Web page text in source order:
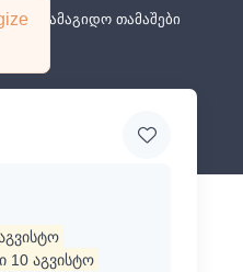
სამაგიდო თამაშები
10 აგვისტო